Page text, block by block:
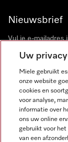
Nieuwsbrief
Miele op Instagram
Miele op
Uw
Miele gebruikt
onze website
cookies en
voor analyse,
informatie over
ons uw online
gebruikt voor
van een